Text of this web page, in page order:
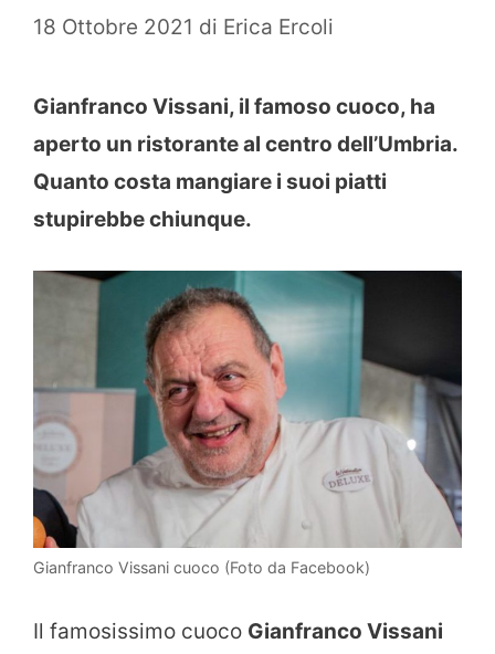
18 Ottobre 2021 di Erica Ercoli
Gianfranco Vissani, il famoso cuoco, ha
aperto un ristorante al centro dell’Umbria.
Quanto costa mangiare i suoi piatti
stupirebbe chiunque.
Gianfranco Vissani cuoco (Foto da Facebook)
Il famosissimo cuoco Gianfranco Vissani